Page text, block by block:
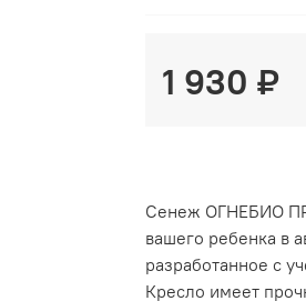
1 930 ₽
Сенеж ОГНЕБИО
вашего ребенка в
разработанное с
Кресло имеет